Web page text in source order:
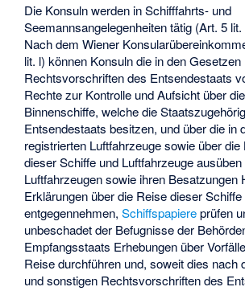
Die Konsuln werden in Schifffahrts- und
Seemannsangelegenheiten tätig (Art. 5
Nach dem Wiener
lit. l) können Konsuln die in den
Rechtsvorschriften des Entsendestaats
Rechte zur Kontrolle und Aufsicht über
Binnenschiffe, welche die
Entsendestaats besitzen, und über die in
registrierten Luftfahrzeuge sowie über
dieser Schiffe und Luftfahrzeuge
Luftfahrzeugen sowie ihren Besatzungen
Erklärungen über die Reise dieser Schiffe
entgegennehmen,Schiffspapiereprüfen
unbeschadet der Befugnisse der
Empfangsstaats Erhebungen über
Reise durchführen und, soweit dies nach
und sonstigen Rechtsvorschriften des